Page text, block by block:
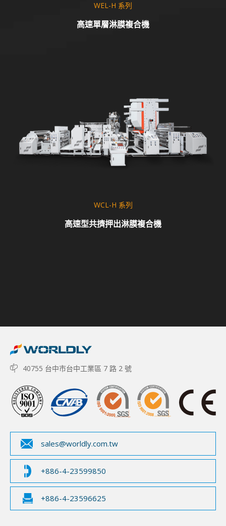
WEL-H 系列
高速單層淋膜複合機
WCL-H 系列
高速型共擠押出淋膜複合機
40755 台中市台中工業區 7 路 2 號
sales@worldly.com.tw
+886-4-23599850
+886-4-23596625